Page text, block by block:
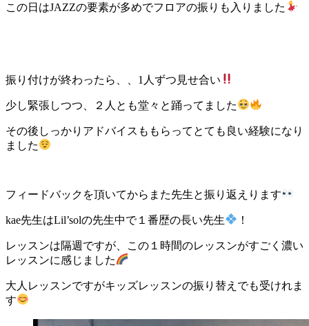
この日はJAZZの要素が多めでフロアの振りも入りました
振り付けが終わったら、、1人ずつ見せ合い
少し緊張しつつ、２人とも堂々と踊ってました
その後しっかりアドバイスももらってとても良い経験になり
ました
フィードバックを頂いてからまた先生と振り返えります
kae先生はLil’solの先生中で１番歴の長い先生 ！
レッスンは隔週ですが、この１時間のレッスンがすごく濃い
レッスンに感じました
大人レッスンですがキッズレッスンの振り替えでも受けれま
す